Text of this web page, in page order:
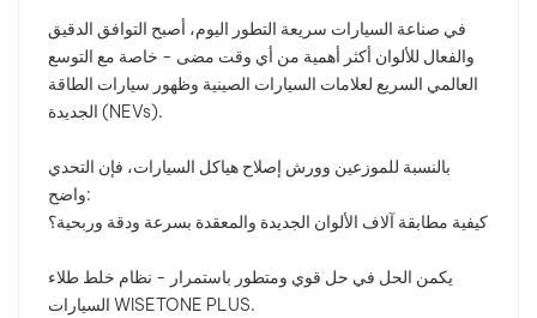
中文
في صناعة السيارات سريعة التطور اليوم، أصبح التوافق الدقيق
والفعال للألوان أكثر أهمية من أي وقت مضى - خاصة مع التوسع
العالمي السريع لعلامات السيارات الصينية وظهور سيارات الطاقة
الجديدة (NEVs).
بالنسبة للموزعين وورش إصلاح هياكل السيارات، فإن التحدي
واضح:
كيفية مطابقة آلاف الألوان الجديدة والمعقدة بسرعة ودقة وربحية؟
يكمن الحل في حل قوي ومتطور باستمرار - نظام خلط طلاء
السيارات WISETONE PLUS.